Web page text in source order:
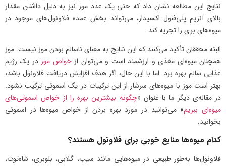
نتایج این مطالعه نشان داد که حتی یک عدد موز نیز به دلیل داشتن مقدار
بالای آنزیم پلی‌فنول اکسیداز، می‌تواند بخش عمده فلاونول‌های موجود در
میوه‌های بری را تجزیه کند.
البته محققان تأکید می‌کنند که این نتایج به معنای ناسالم بودن موز نیست. موز
همچنان میوه‌ای مغذی و ارزشمند است و می‌توان ازخواص موز در یک رژیم
غذایی سالم بهره برد. اما با این حال، اگر هدف افزایش دریافت فلاونول باشد،
بهتر است موز با میوه‌های سرشار از این ترکیبات در یک اسموتی ترکیب نشود.
در مقاله‌ی دیگر ما با عنوان «چگونه بیشترین بهره را از خواص اسموتی‌های
میوه‌ای ببریم» می‌توانید در مورد بهره بردن از خواص میوه‌ها در اسموتی
بخوانید.
کدام میوه‌ها منابع خوبی برای فلاونول هستند؟
فلاونول‌ها به‌طور طبیعی در میوه‌هایی مانند سیب، گلابی، بلوبری، شاه‌توت،